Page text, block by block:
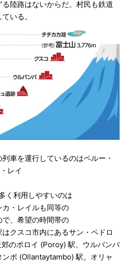
る陸路はないからだ。村民も鉄道
いる。
車を運行しているのはペルー・
レイ
く利用しやすいのは
・レイルも同等の
、希望の時間帯の
はクスコ市内にあるサン・ペドロ
のポロイ (Poroy) 駅、ウルバンバ
ボ (Ollantaytambo) 駅。 オリャ